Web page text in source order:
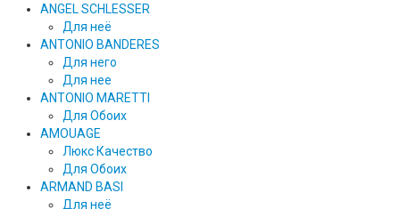
ANGEL SCHLESSER
Для неё
ANTONIO BANDERES
Для него
Для нее
ANTONIO MARETTI
Для Обоих
AMOUAGE
Люкс Качество
Для Обоих
ARMAND BASI
Для неё